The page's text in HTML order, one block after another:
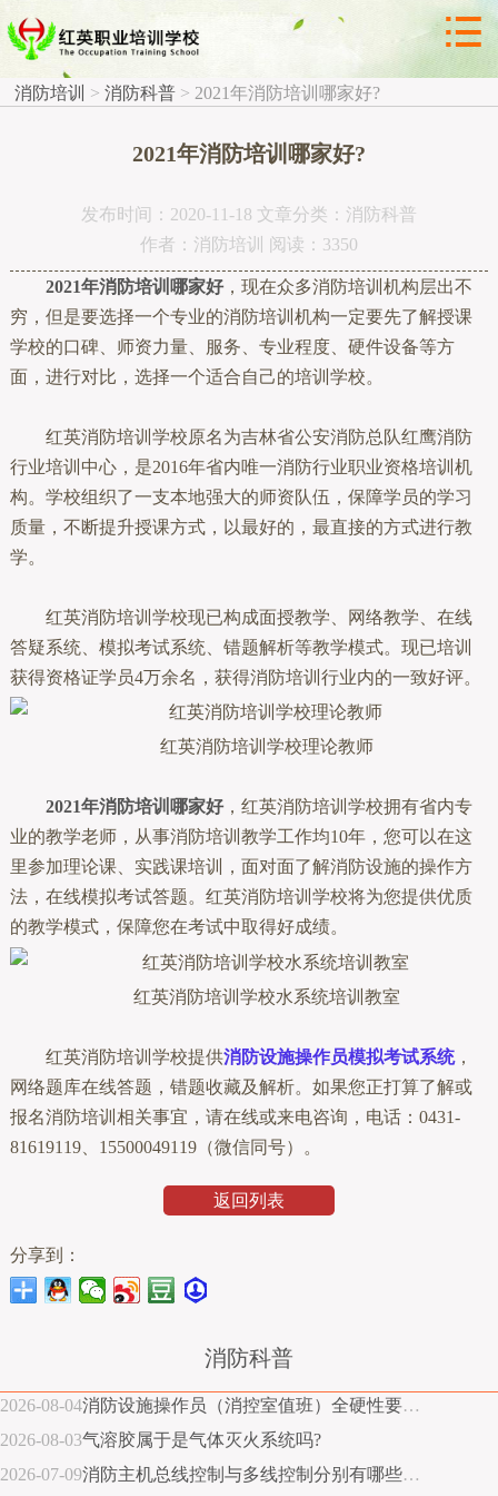

 消防科普 
消防培训 > 消防科普 > 2021年消防培训哪家好?
2021年消防培训哪家好?
发布时间：2020-11-18 文章分类：消防科普
作者：消防培训 阅读：3350
2021年消防培训哪家好，现在众多消防培训机构层出不
穷，但是要选择一个专业的消防培训机构一定要先了解授课
学校的口碑、师资力量、服务、专业程度、硬件设备等方
面，进行对比，选择一个适合自己的培训学校。
红英消防培训学校原名为吉林省公安消防总队红鹰消防
行业培训中心，是2016年省内唯一消防行业职业资格培训机
构。学校组织了一支本地强大的师资队伍，保障学员的学习
质量，不断提升授课方式，以最好的，最直接的方式进行教
学。
红英消防培训学校现已构成面授教学、网络教学、在线
答疑系统、模拟考试系统、错题解析等教学模式。现已培训
获得资格证学员4万余名，获得消防培训行业内的一致好评。
红英消防培训学校理论教师
2021年消防培训哪家好，红英消防培训学校拥有省内专
业的教学老师，从事消防培训教学工作均10年，您可以在这
里参加理论课、实践课培训，面对面了解消防设施的操作方
法，在线模拟考试答题。红英消防培训学校将为您提供优质
的教学模式，保障您在考试中取得好成绩。
红英消防培训学校水系统培训教室
红英消防培训学校提供消防设施操作员模拟考试系统，
网络题库在线答题，错题收藏及解析。如果您正打算了解或
报名消防培训相关事宜，请在线或来电咨询，电话：0431-
81619119、15500049119（微信同号）。
返回列表
分享到：
消防科普
2026-08-04消防设施操作员（消控室值班）全硬性要求指南
2026-08-03气溶胶属于是气体灭火系统吗?
2026-07-09消防主机总线控制与多线控制分别有哪些优缺点？